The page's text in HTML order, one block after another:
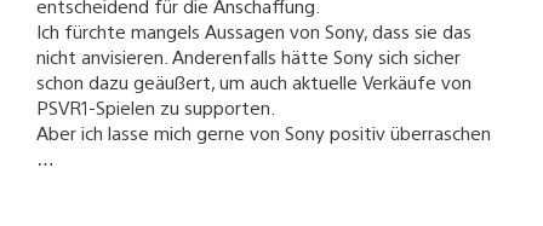
entscheidend für die Anschaffung.
Ich fürchte mangels Aussagen von Sony, dass sie das
nicht anvisieren. Anderenfalls hätte Sony sich sicher
schon dazu geäußert, um auch aktuelle Verkäufe von
PSVR1-Spielen zu supporten.
Aber ich lasse mich gerne von Sony positiv überraschen